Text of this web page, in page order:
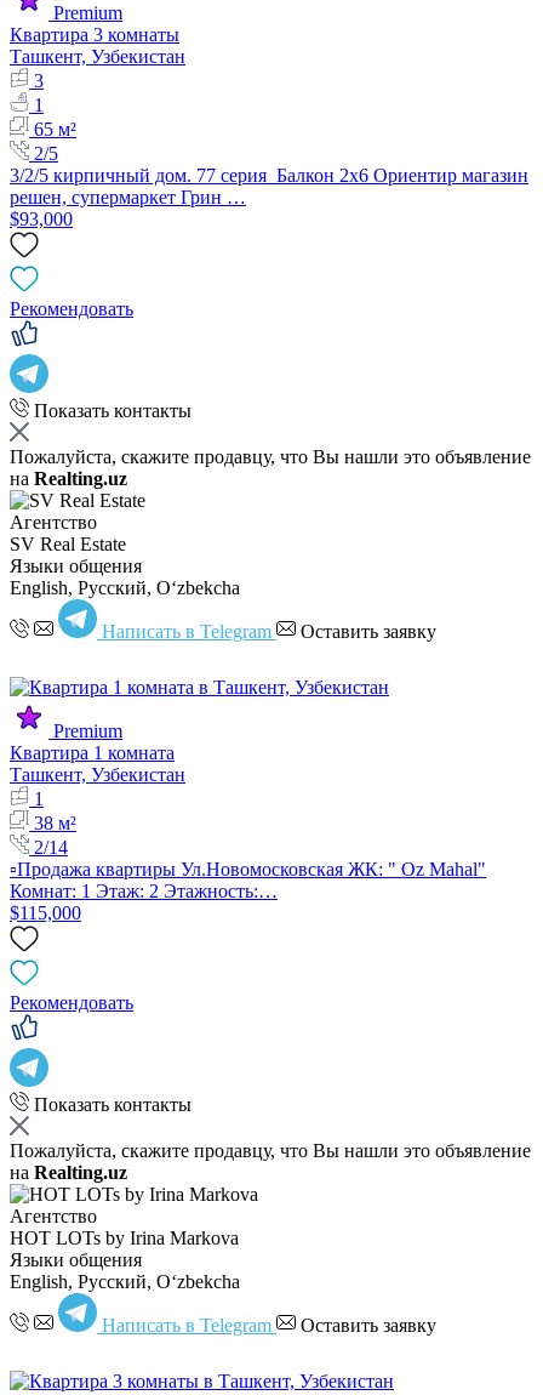
Premium
Квартира 3 комнаты
Ташкент, Узбекистан
3
1
65 м²
2/5
3/2/5 кирпичный дом. 77 серия Балкон 2х6 Ориентир магазин
решен, супермаркет Грин …
$93,000
Рекомендовать
Показать контакты
Пожалуйста, скажите продавцу, что Вы нашли это объявление
на Realting.uz
Агентство
SV Real Estate
Языки общения
English, Русский, Oʻzbekcha
Написать в Telegram Оставить заявку
Premium
Квартира 1 комната
Ташкент, Узбекистан
1
38 м²
2/14
▫️Продажа квартиры Ул.Новомосковская ЖК: " Oz Mahal"
Комнат: 1 Этаж: 2 Этажность:…
$115,000
Рекомендовать
Показать контакты
Пожалуйста, скажите продавцу, что Вы нашли это объявление
на Realting.uz
Агентство
HOT LOTs by Irina Markova
Языки общения
English, Русский, Oʻzbekcha
Написать в Telegram Оставить заявку